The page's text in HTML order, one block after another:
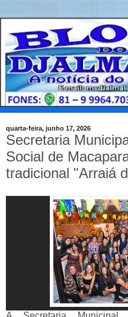
quarta-feira, junho 17, 2026
Secretaria
Social de
tradicional "Arraiá